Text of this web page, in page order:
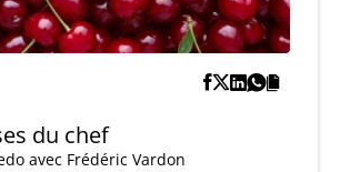
du chef
avec Frédéric Vardon